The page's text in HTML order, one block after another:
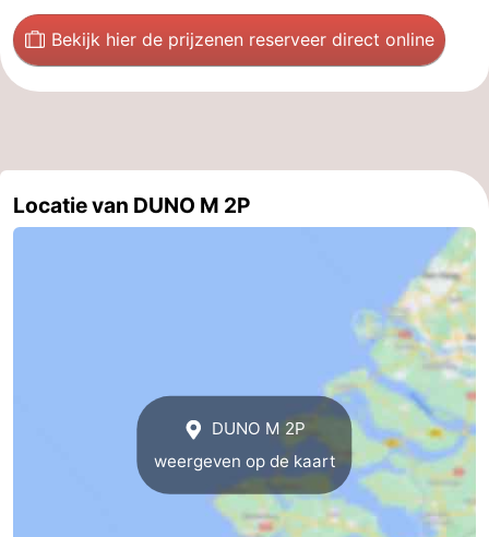
Natuur
Oosterschelde
-
Burgh
-
van
Veere
-
Bekijk hier de prijzenen reserveer direct online
Locatie van DUNO M 2P
DUNO M 2P
weergeven op de kaart